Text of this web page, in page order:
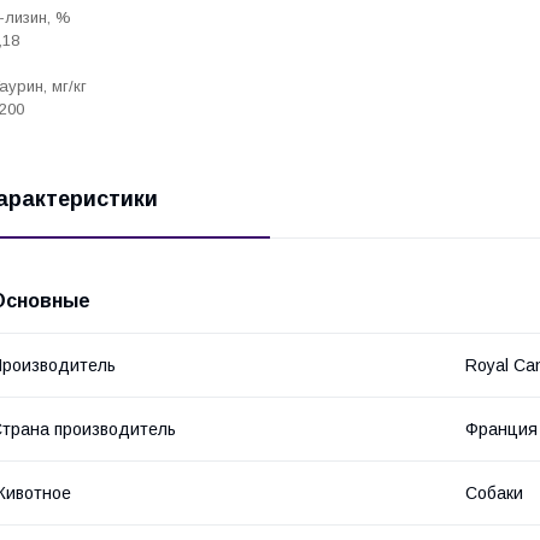
лизин, %
мг/кг
Royal
производитель Франция
Собаки